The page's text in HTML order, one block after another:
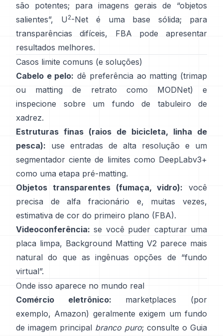
são potentes; para imagens gerais de “objetos
salientes”,
U 2-Neté uma base sólida; para
transparências difíceis,
FBA pode apresentar
resultados melhores.
Casos limite comuns (e soluções)
Cabelo e pelo: dê preferência ao matting (trimap
ou matting de retrato como
MODNet) e
inspecione sobre um fundo de tabuleiro de
xadrez.
Estruturas finas (raios de bicicleta, linha de
pesca): use entradas de alta resolução e um
segmentador ciente de limites como DeepLabv3+
como uma etapa pré-matting.
Objetos transparentes (fumaça, vidro): você
precisa de alfa fracionário e, muitas vezes,
estimativa de cor do primeiro plano (FBA).
Videoconferência: se você puder capturar uma
placa limpa, Background Matting V2 parece mais
natural do que as ingênuas opções de “fundo
virtual”.
Onde isso aparece no mundo real
Comércio eletrônico: marketplaces (por
exemplo, Amazon) geralmente exigem um fundo
de imagem principal branco puro; consulte o Guia